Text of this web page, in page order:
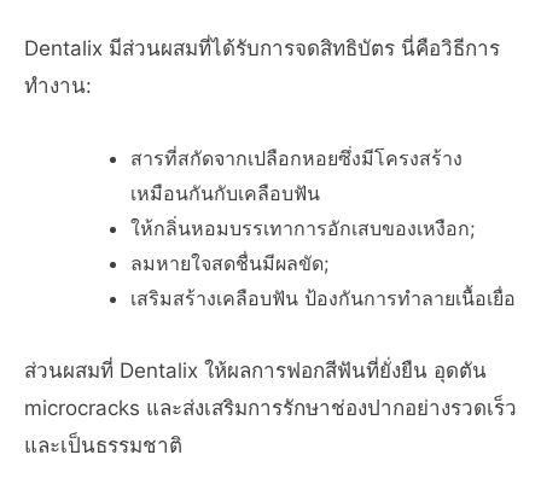
Dentalix มีส่วนผสมที่ได้รับการจดสิทธิบัตร นี่คือวิธีการ
ทำงาน:
สารที่สกัดจากเปลือกหอยซึ่งมีโครงสร้าง
เหมือนกันกับเคลือบฟัน
ให้กลิ่นหอมบรรเทาการอักเสบของเหงือก;
ลมหายใจสดชื่นมีผลขัด;
เสริมสร้างเคลือบฟัน ป้องกันการทำลายเนื้อเยื่อ
ส่วนผสมที่ Dentalix ให้ผลการฟอกสีฟันที่ยั่งยืน อุดตัน
microcracks และส่งเสริมการรักษาช่องปากอย่างรวดเร็ว
และเป็นธรรมชาติ